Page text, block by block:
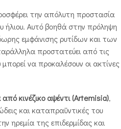
την απόλυτη προστασία
ήλιου. Αυτό βοηθά στην πρόληψη
εμφάνισης ρυτίδων και των
προστατεύει από τις
να προκαλέσουν οι ακτίνες
από κινέζικο αψέντι (Artemisia),
και καταπραϋντικές του
ηρεμία της επιδερμίδας και